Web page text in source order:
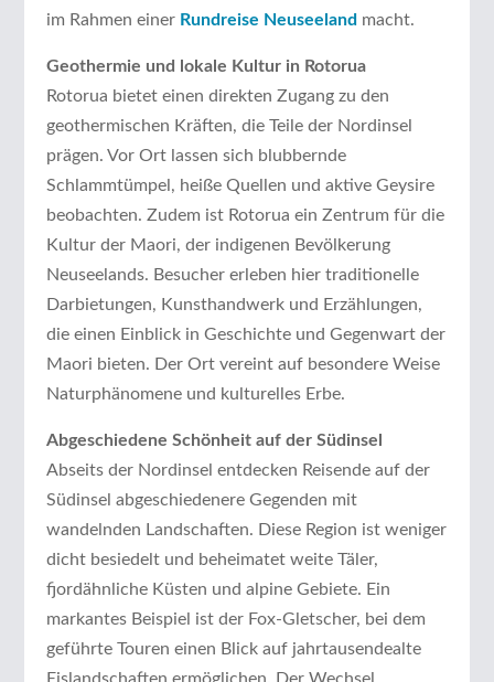
im Rahmen einer Rundreise Neuseeland macht.
Geothermie und lokale Kultur in Rotorua
Rotorua bietet einen direkten Zugang zu den
geothermischen Kräften, die Teile der Nordinsel
prägen. Vor Ort lassen sich blubbernde
Schlammtümpel, heiße Quellen und aktive Geysire
beobachten. Zudem ist Rotorua ein Zentrum für die
Kultur der Maori, der indigenen Bevölkerung
Neuseelands. Besucher erleben hier traditionelle
Darbietungen, Kunsthandwerk und Erzählungen,
die einen Einblick in Geschichte und Gegenwart der
Maori bieten. Der Ort vereint auf besondere Weise
Naturphänomene und kulturelles Erbe.
Abgeschiedene Schönheit auf der Südinsel
Abseits der Nordinsel entdecken Reisende auf der
Südinsel abgeschiedenere Gegenden mit
wandelnden Landschaften. Diese Region ist weniger
dicht besiedelt und beheimatet weite Täler,
fjordähnliche Küsten und alpine Gebiete. Ein
markantes Beispiel ist der Fox-Gletscher, bei dem
geführte Touren einen Blick auf jahrtausendealte
Eislandschaften ermöglichen. Der Wechsel